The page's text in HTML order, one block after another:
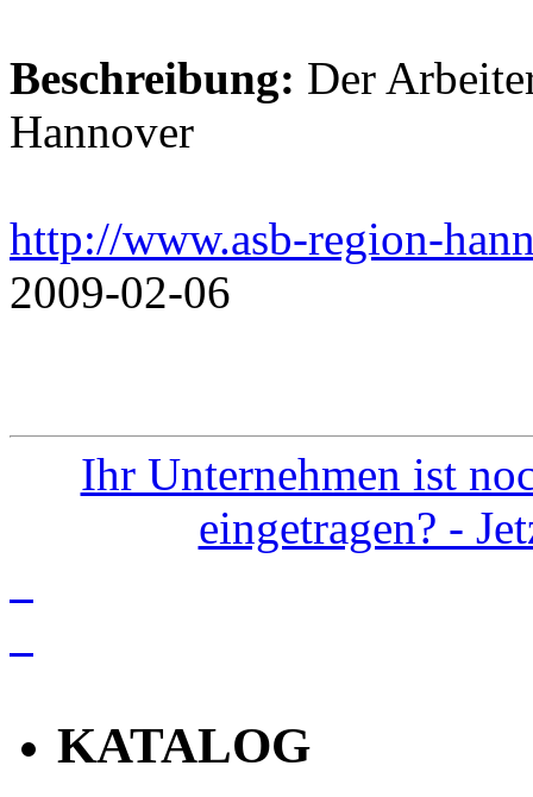
Beschreibung: Der
Hannover
http://www.asb-region-
2009-02-06
Ihr Unternehmen ist
eingetragen? -
KATALOG